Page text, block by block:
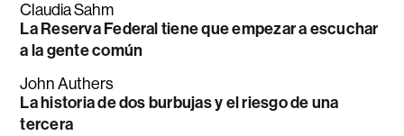
Claudia Sahm
La Reserva Federal tiene que empezar a escuchar
a la gente común
John Authers
La historia de dos burbujas y el riesgo de una
tercera